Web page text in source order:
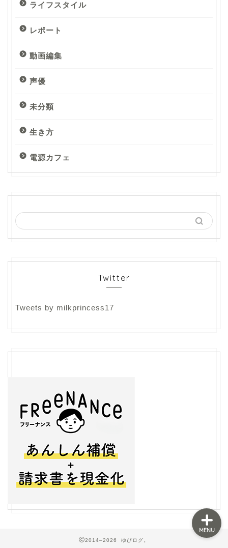
ライフスタイル
レポート
動画編集
声優
未分類
生き方
電源カフェ
Twitter
Tweets by milkprincess17
2014–2026 ゆぴログ。
MENU
ライフスタイル